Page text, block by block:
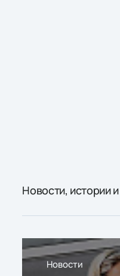
Новости, истории
Новости